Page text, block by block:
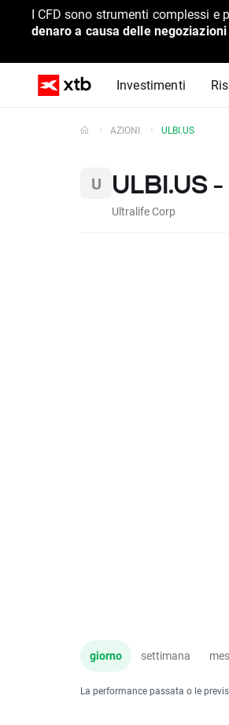
I CFD sono strumenti complessi
denaro a causa delle
Investimenti
AZIONI ULBI.US
ULBI.US
Ultralife Corp
giorno settimana
La performance passata o le